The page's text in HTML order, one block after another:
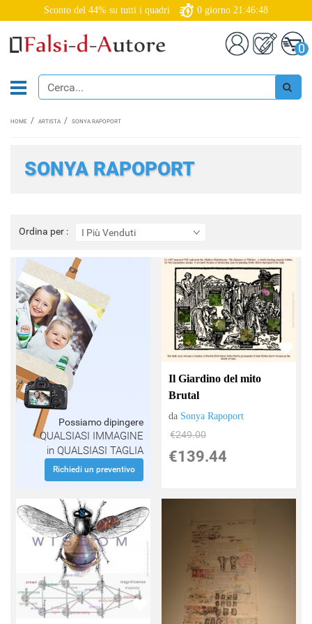
Sconto del 44% su tutti i quadri 0 giorno 21:46:48
0
HOME ARTISTA SONYA RAPOPORT
SONYA RAPOPORT
Ordina per : I Più Venduti
Ordina
per
Possiamo dipingere
QUALSIASI IMMAGINE
in QUALSIASI TAGLIA
Richiedi un preventivo
Il Giardino del mito
Brutal
da Sonya Rapoport
€249.00
€139.44